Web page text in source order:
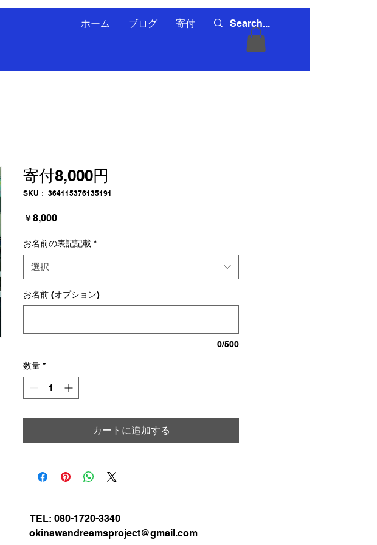
ホーム ブログ 寄付
寄付8,000円
SKU： 364115376135191
￥8,000価
お名前の表記記載 *
選択
お名前 (オプション)
0/500
数量 *
カートに追加する
TEL: 080-1720-3340
okinawandreamsproject@gmail.com